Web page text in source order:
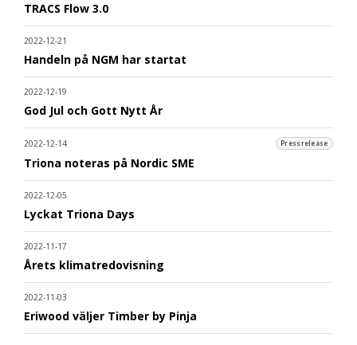
TRACS Flow 3.0
2022-12-21
Handeln på NGM har startat
2022-12-19
God Jul och Gott Nytt År
2022-12-14 Pressrelease
Triona noteras på Nordic SME
2022-12-05
Lyckat Triona Days
2022-11-17
Årets klimatredovisning
2022-11-03
Eriwood väljer Timber by Pinja